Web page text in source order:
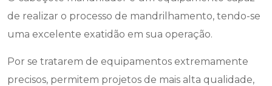
de realizar o processo de mandrilhamento, tendo-se
uma excelente exatidão em sua operação.
Por se tratarem de equipamentos extremamente
precisos, permitem projetos de mais alta qualidade,